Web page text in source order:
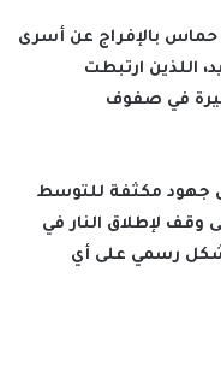
حماس بالإفراج عن أسرى
اللذين ارتبطت
في صفوف
جهود مكثفة للتوسط
وقف لإطلاق النار في
رسمي على أي